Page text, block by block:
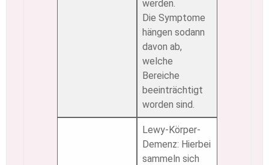
werden.
Die Symptome
hängen sodann
davon ab,
welche
Bereiche
beeinträchtigt
worden sind.
Lewy-Körper-
Demenz: Hierbei
sammeln sich